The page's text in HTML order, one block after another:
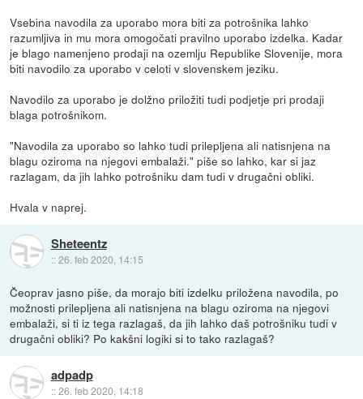
Vsebina navodila za uporabo mora biti za potrošnika lahko
razumljiva in mu mora omogočati pravilno uporabo izdelka. Kadar
je blago namenjeno prodaji na ozemlju Republike Slovenije, mora
biti navodilo za uporabo v celoti v slovenskem jeziku.
Navodilo za uporabo je dolžno priložiti tudi podjetje pri prodaji
blaga potrošnikom.
"Navodila za uporabo so lahko tudi prilepljena ali natisnjena na
blagu oziroma na njegovi embalaži." piše so lahko, kar si jaz
razlagam, da jih lahko potrošniku dam tudi v drugačni obliki.
Hvala v naprej.
Sheteentz
::26. feb 2020, 14:15
Čeoprav jasno piše, da morajo biti izdelku priložena navodila, po
možnosti prilepljena ali natisnjena na blagu oziroma na njegovi
embalaži, si ti iz tega razlagaš, da jih lahko daš potrošniku tudi v
drugačni obliki? Po kakšni logiki si to tako razlagaš?
adpadp
::26. feb 2020, 14:18